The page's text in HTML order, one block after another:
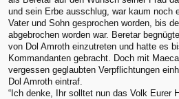
und sein Erbe ausschlug, war kaum noch
Vater und Sohn gesprochen worden, bis
abgebrochen worden war. Beretar
von Dol Amroth einzutreten und hatte es
Kommandanten gebracht. Doch mit
vergessen geglaubten Verpflichtungen
Dol Amroth eintraf.
“Ich denke, Ihr solltet nun das Volk Eurer